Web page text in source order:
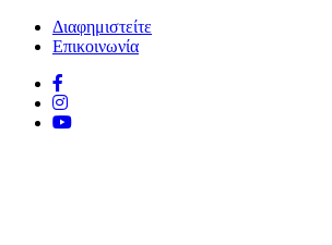
Διαφημιστείτε
Επικοινωνία